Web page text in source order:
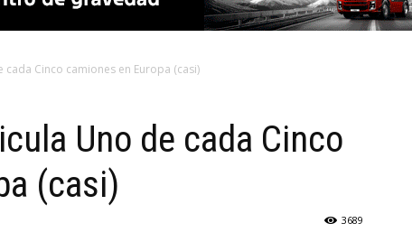
Cinco camiones en Europa (casi)
Uno de cada Cinco
(casi)
3689